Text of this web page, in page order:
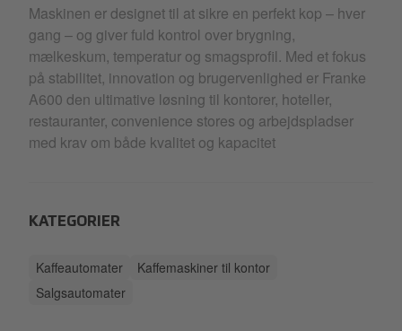
Maskinen er designet til at sikre en perfekt kop – hver
gang – og giver fuld kontrol over brygning,
mælkeskum, temperatur og smagsprofil. Med et fokus
på stabilitet, innovation og brugervenlighed er Franke
A600 den ultimative løsning til kontorer, hoteller,
restauranter, convenience stores og arbejdspladser
med krav om både kvalitet og kapacitet
KATEGORIER
Kaffeautomater
Kaffemaskiner til kontor
Salgsautomater